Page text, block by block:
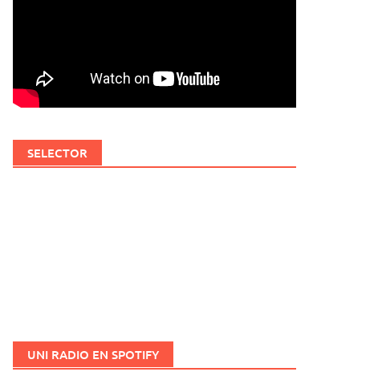
SELECTOR
UNI RADIO EN SPOTIFY